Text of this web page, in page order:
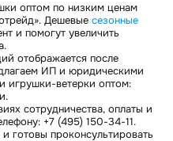
оптом по низким ценам
Дешевые сезонные
и помогут увеличить
отображается после
ИП и юридическими
игрушки-ветерки оптом:
сотрудничества, оплаты и
+7 (495) 150-34-11.
готовы проконсультировать